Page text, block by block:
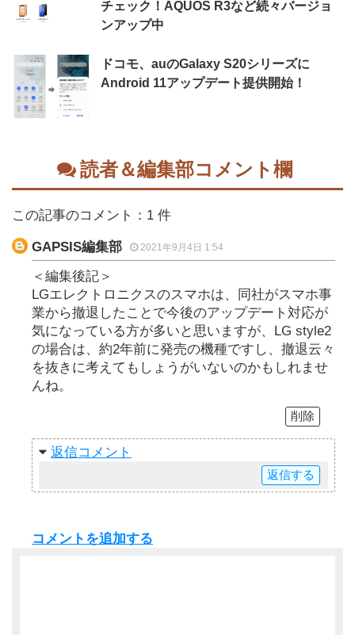
チェック！AQUOS R3など続々バージョ
ンアップ中
ドコモ、auのGalaxy S20シリーズに
Android 11アップデート提供開始！
読者＆編集部コメント欄
この記事のコメント：1 件
GAPSIS編集部 2021年9月4日 1:54
＜編集後記＞
LGエレクトロニクスのスマホは、同社がスマホ事
業から撤退したことで今後のアップデート対応が
気になっている方が多いと思いますが、LG style2
の場合は、約2年前に発売の機種ですし、撤退云々
を抜きに考えてもしょうがいないのかもしれませ
んね。
削除
返信
返信
コメントを追加